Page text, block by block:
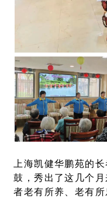
上海凯健华鹏苑的
鼓，秀出了这几个
者老有所养、老有所